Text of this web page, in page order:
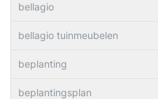
bellagio
bellagio tuinmeubelen
beplanting
beplantingsplan